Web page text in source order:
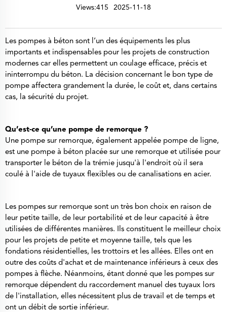
Views:415 2025-11-18
Les pompes à béton sont l’un des équipements les plus
importants et indispensables pour les projets de construction
modernes car elles permettent un coulage efficace, précis et
ininterrompu du béton. La décision concernant le bon type de
pompe affectera grandement la durée, le coût et, dans certains
cas, la sécurité du projet.
Qu’est-ce qu’une pompe de remorque ?
Une pompe sur remorque, également appelée pompe de ligne,
est une pompe à béton placée sur une remorque et utilisée pour
transporter le béton de la trémie jusqu'à l'endroit où il sera
coulé à l'aide de tuyaux flexibles ou de canalisations en acier.
Les pompes sur remorque sont un très bon choix en raison de
leur petite taille, de leur portabilité et de leur capacité à être
utilisées de différentes manières. Ils constituent le meilleur choix
pour les projets de petite et moyenne taille, tels que les
fondations résidentielles, les trottoirs et les allées. Elles ont en
outre des coûts d'achat et de maintenance inférieurs à ceux des
pompes à flèche. Néanmoins, étant donné que les pompes sur
remorque dépendent du raccordement manuel des tuyaux lors
de l'installation, elles nécessitent plus de travail et de temps et
ont un débit de sortie inférieur.